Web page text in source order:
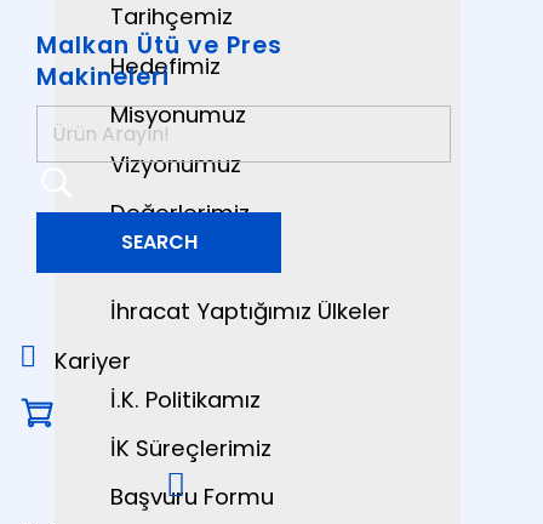
Tarihçemiz
Hedefimiz
Misyonumuz
Vizyonumuz
Değerlerimiz
İhracat Yaptığımız Ülkeler
Kariyer
İ.K. Politikamız
İK Süreçlerimiz
Başvuru Formu
Malkan Ütü ve Pres
Makineleri